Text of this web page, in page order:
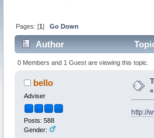
Pages: [1]Go Down
Author
0 Members and 1 Guest are viewing this topic.
bello
Adviser
Posts: 588
Gender:
«
http://